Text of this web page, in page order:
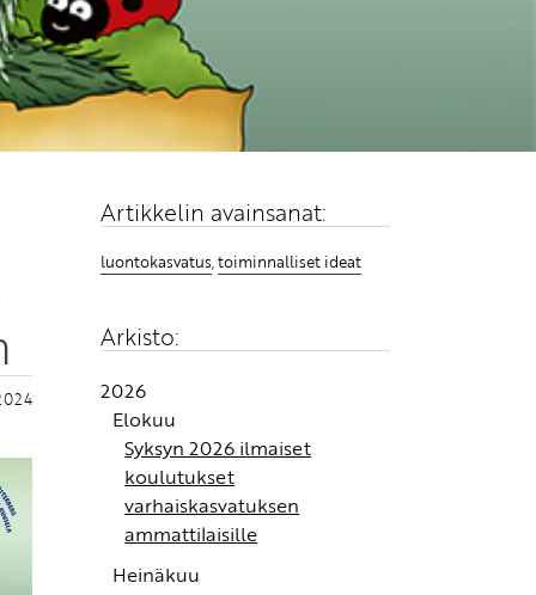
Artikkelin avainsanat:
luontokasvatus,toiminnalliset ideat
Arkisto:
2026
Elokuu
Syksyn 2026 ilmaiset
koulutukset
varhaiskasvatuksen
ammattilaisille
Heinäkuu